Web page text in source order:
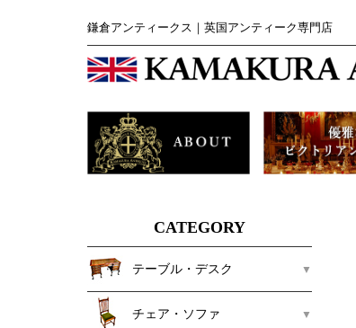
鎌倉アンティークス｜英国アンティーク専門店
CATEGORY
テーブル・デスク
チェア・ソファ